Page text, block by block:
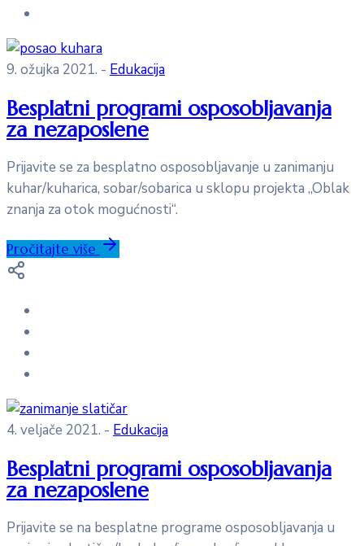
9. ožujka 2021. - Edukacija
Besplatni programi osposobljavanja
za nezaposlene
Prijavite se za besplatno osposobljavanje u zanimanju
kuhar/kuharica, sobar/sobarica u sklopu projekta „Oblak
znanja za otok mogućnosti“.
Pročitajte više
4. veljače 2021. - Edukacija
Besplatni programi osposobljavanja
za nezaposlene
Prijavite se na besplatne programe osposobljavanja u